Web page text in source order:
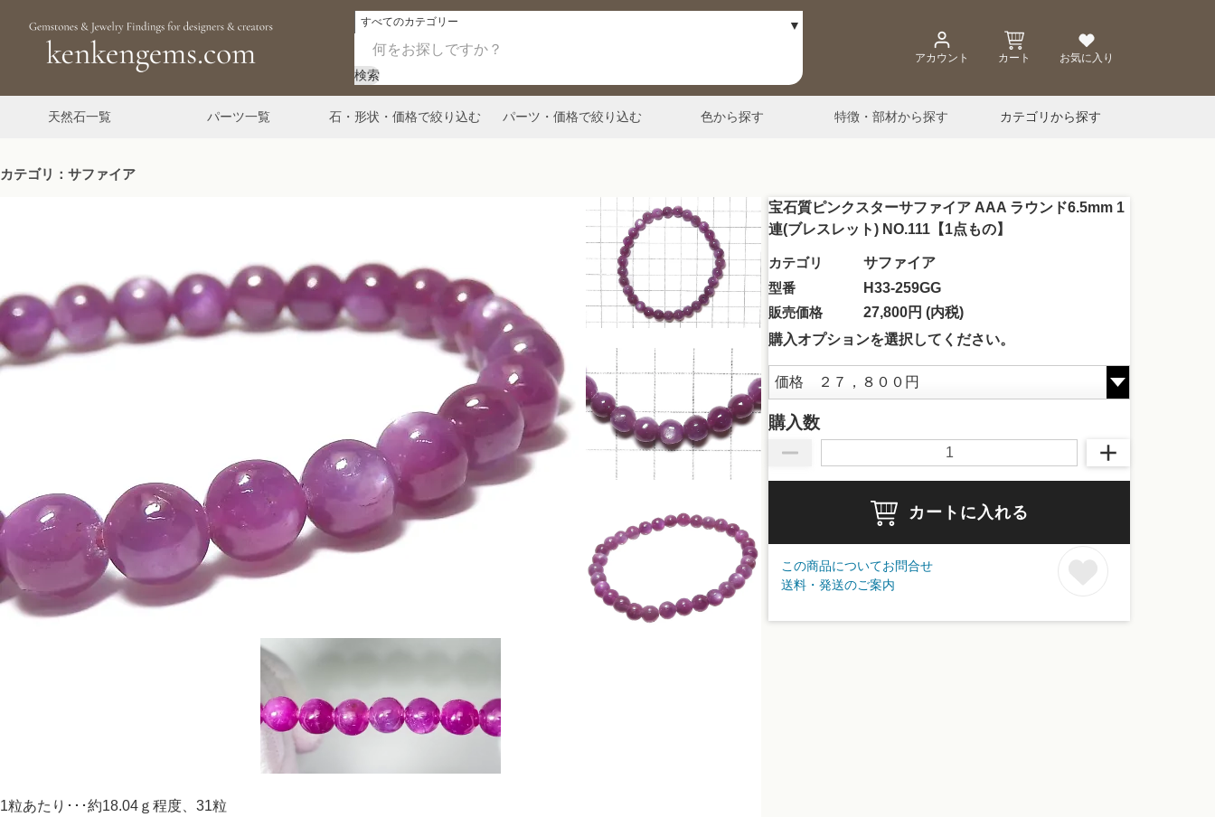
検索
アカウント カート お気に入り
天然石一覧 パーツ一覧 石・形状・価格で絞り込む パーツ・価格で絞り込む 色から探す 特徴・部材から探す カテゴリから探す
カテゴリ：サファイア
宝石質ピンクスターサファイア AAA ラウンド6.5mm 1
連(ブレスレット) NO.111【1点もの】
カテゴリ
サファイア
型番
H33-259GG
販売価格
27,800円 (内税)
購入オプションを選択してください。
購入数
カートに入れる
この商品についてお問合せ
送料・発送のご案内
1粒あたり･･･約18.04ｇ程度、31粒